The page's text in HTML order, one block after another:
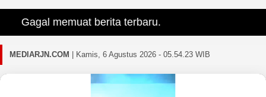
Gagal memuat berita terbaru.
MEDIARJN.COM Kamis, 6 Agustus 2026 - 05.54.25 WIB